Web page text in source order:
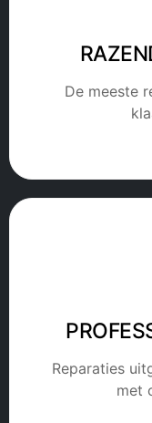
De meeste
Reparaties
met